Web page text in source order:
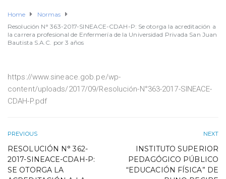
Home
Normas
Resolución N° 363-2017-SINEACE-CDAH-P: Se otorga la acreditación a
la carrera profesional de Enfermería de la Universidad Privada San Juan
Bautista S.A.C. por 3 años
https://www.sineace.gob.pe/wp-
content/uploads/2017/09/Resolución-N°363-2017-SINEACE-
CDAH-P.pdf
PREVIOUS
RESOLUCIÓN N° 362-
2017-SINEACE-CDAH-P:
SE OTORGA LA
NEXT
INSTITUTO SUPERIOR
PEDAGÓGICO PÚBLICO
“EDUCACIÓN FÍSICA” DE